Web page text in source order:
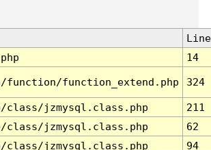
Line
14
function/function_extend.php 324
class/jzmysql.class.php
211
class/jzmysql.class.php
62
class/jzmysql.class.php
94